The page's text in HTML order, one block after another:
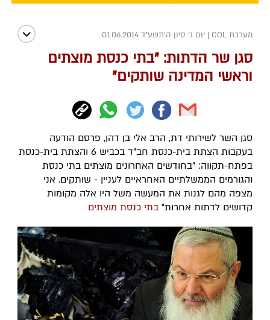
מערכת COL | יום ג' סיון ה׳תשע״ד 01.06.2014
סגן שר הדתות: "בתי כנסת מוצתים
וראשי המדינה שותקים"
סגן השר לשירותי דת, הרב אלי בן דהן, פרסם הודעה
בעקבות הצתת בית-כנסת חב"ד בכביש 6 והצתת בית-כנסת
בפתח-תקווה: "בחודשים האחרונים מוצתים בתי כנסת
והגורמים הממשלתיים האחראיים לעניין - שותקים. אני
מצפה מהם לגנות את המעשה משל היו אלה מקומות
קדושים לדתות אחרות" בתי כנסת מוצתים